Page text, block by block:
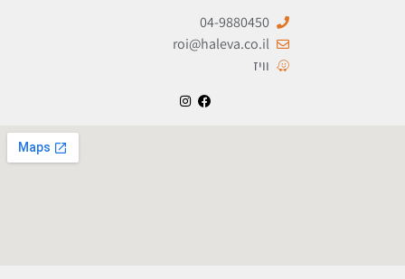
04-9880450
roi@haleva.co.il
וויז